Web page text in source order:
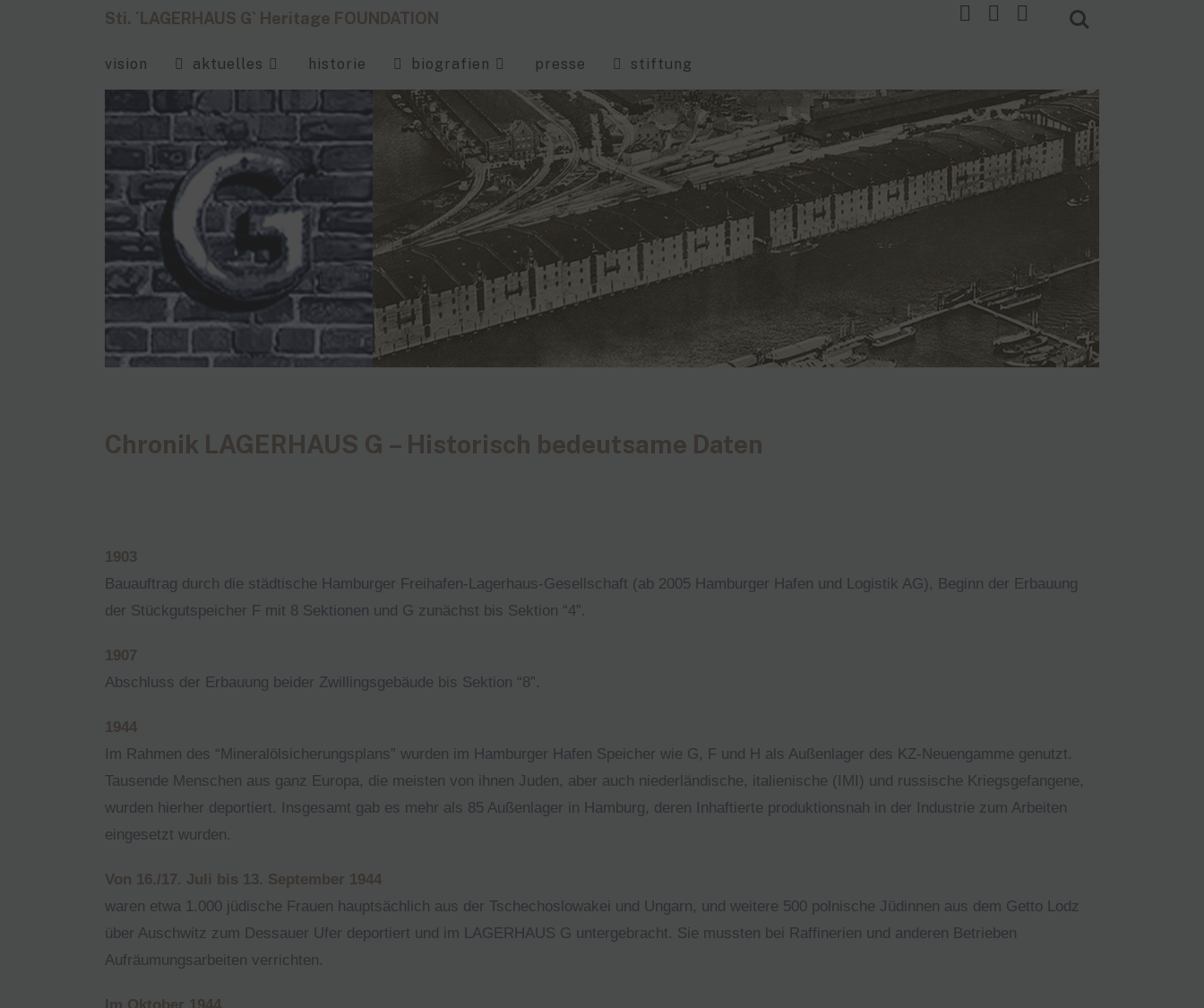
Sti. ´LAGERHAUS G` Heritage FOUNDATION
vision aktuelles historie biografien presse stiftung
Chronik LAGERHAUS G – Historisch bedeutsame Daten
1903
Bauauftrag durch die städtische Hamburger Freihafen-Lagerhaus-Gesellschaft (ab 2005 Hamburger Hafen und Logistik AG), Beginn der Erbauung
der Stückgutspeicher F mit 8 Sektionen und G zunächst bis Sektion “4”.
1907
Abschluss der Erbauung beider Zwillingsgebäude bis Sektion “8”.
1944
Im Rahmen des “Mineralölsicherungsplans” wurden im Hamburger Hafen Speicher wie G, F und H als Außenlager des KZ-Neuengamme genutzt.
Tausende Menschen aus ganz Europa, die meisten von ihnen Juden, aber auch niederländische, italienische (IMI) und russische Kriegsgefangene,
wurden hierher deportiert. Insgesamt gab es mehr als 85 Außenlager in Hamburg, deren Inhaftierte produktionsnah in der Industrie zum Arbeiten
eingesetzt wurden.
Von 16./17. Juli bis 13. September 1944
waren etwa 1.000 jüdische Frauen hauptsächlich aus der Tschechoslowakei und Ungarn, und weitere 500 polnische Jüdinnen aus dem Getto Lodz
über Auschwitz zum Dessauer Ufer deportiert und im LAGERHAUS G untergebracht. Sie mussten bei Raffinerien und anderen Betrieben
Aufräumungsarbeiten verrichten.